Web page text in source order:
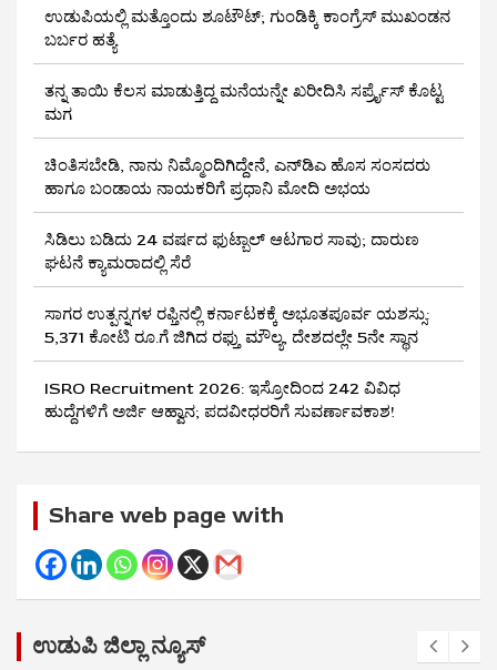
ಉಡುಪಿಯಲ್ಲಿ ಮತ್ತೊಂದು ಶೂಟೌಟ್‌; ಗುಂಡಿಕ್ಕಿ ಕಾಂಗ್ರೆಸ್‌ ಮುಖಂಡನ
ಬರ್ಬರ ಹತ್ಯೆ
ತನ್ನ ತಾಯಿ ಕೆಲಸ ಮಾಡುತ್ತಿದ್ದ ಮನೆಯನ್ನೇ ಖರೀದಿಸಿ ಸರ್ಪ್ರೈಸ್ ಕೊಟ್ಟ
ಮಗ
ಚಿಂತಿಸಬೇಡಿ, ನಾನು ನಿಮ್ಮೊಂದಿಗಿದ್ದೇನೆ, ಎನ್‌ಡಿಎ ಹೊಸ ಸಂಸದರು
ಹಾಗೂ ಬಂಡಾಯ ನಾಯಕರಿಗೆ ಪ್ರಧಾನಿ ಮೋದಿ ಅಭಯ
ಸಿಡಿಲು ಬಡಿದು 24 ವರ್ಷದ ಫುಟ್ಬಾಲ್ ಆಟಗಾರ ಸಾವು; ದಾರುಣ
ಘಟನೆ ಕ್ಯಾಮರಾದಲ್ಲಿ ಸೆರೆ
ಸಾಗರ ಉತ್ಪನ್ನಗಳ ರಫ್ತಿನಲ್ಲಿ ಕರ್ನಾಟಕಕ್ಕೆ ಅಭೂತಪೂರ್ವ ಯಶಸ್ಸು:
5,371 ಕೋಟಿ ರೂ.ಗೆ ಜಿಗಿದ ರಫ್ತು ಮೌಲ್ಯ, ದೇಶದಲ್ಲೇ 5ನೇ ಸ್ಥಾನ
ISRO Recruitment 2026: ಇಸ್ರೋದಿಂದ 242 ವಿವಿಧ
ಹುದ್ದೆಗಳಿಗೆ ಅರ್ಜಿ ಆಹ್ವಾನ; ಪದವೀಧರರಿಗೆ ಸುವರ್ಣಾವಕಾಶ!
Share web page with
ಉಡುಪಿ ಜಿಲ್ಲಾ ನ್ಯೂಸ್